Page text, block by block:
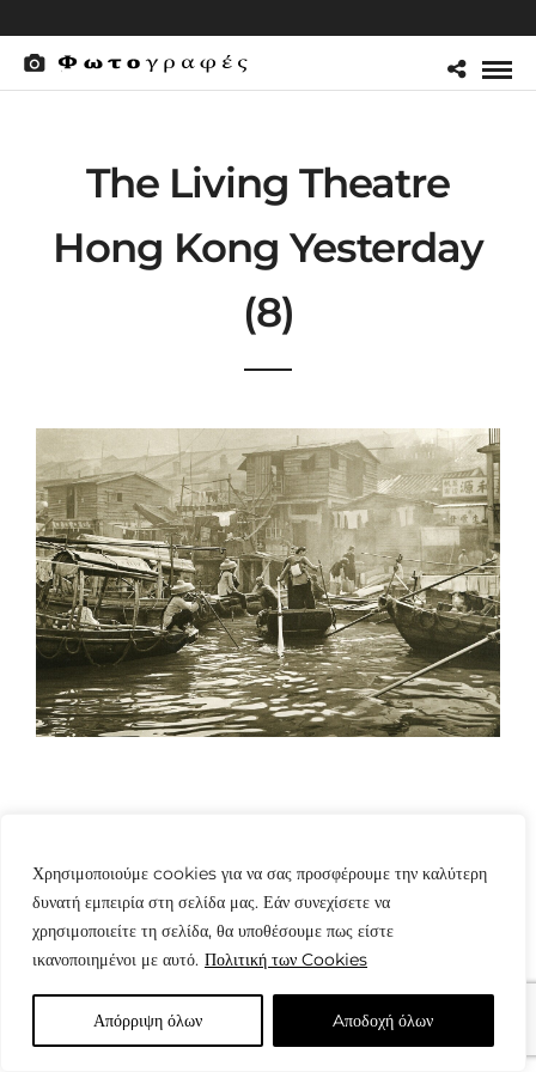
Χρησιμοποιούμε cookies για να σας προσφέρουμε την καλύτερη
δυνατή εμπειρία στη σελίδα μας. Εάν συνεχίσετε να
χρησιμοποιείτε τη σελίδα, θα υποθέσουμε πως είστε
ικανοποιημένοι με αυτό. Πολιτική των Cookies
Απόρριψη όλων Aποδοχή όλων
The Living Theatre
Hong Kong Yesterday
(8)
© Copyright: www.fotografes.gr - Δαμιανός Μωραΐτης